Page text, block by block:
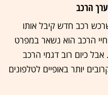
רכב חדש קיבל אותו
הרכב הוא נשאר במפרט
אבל כיום רוב דגמי הרכב
יותר באופיים לטלפונים